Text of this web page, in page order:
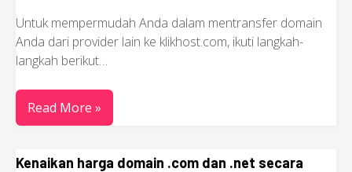
Untuk mempermudah Anda dalam mentransfer domain
Anda dari provider lain ke klikhost.com, ikuti langkah-
langkah berikut…
Read More »
Kenaikan harga domain .com dan .net secara